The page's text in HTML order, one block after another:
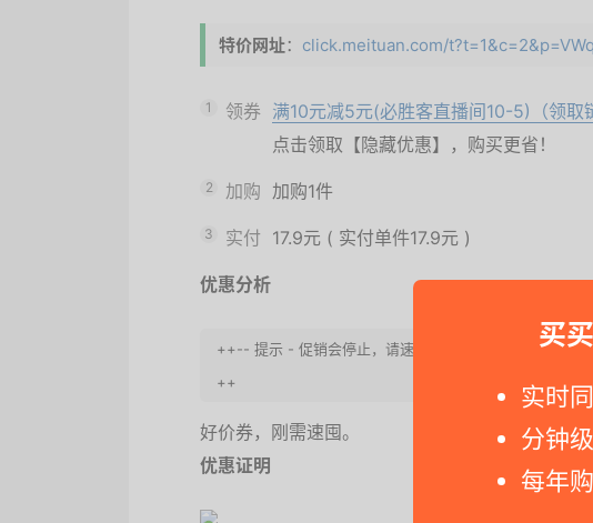
买
实时
分钟
每年
特价网址： click.meituan.com/
1 领券 满10元减5元(必胜客直播间10-5)（领取
点击领取【隐藏优惠】，购买更省！
2 加购 加购1件
3 实付 17.9元 ( 实付单件17.9元 )
优惠分析
++-- 提示 - 促销会停止，请速度买之。若是您点击美团活
++
好价券，刚需速囤。
优惠证明